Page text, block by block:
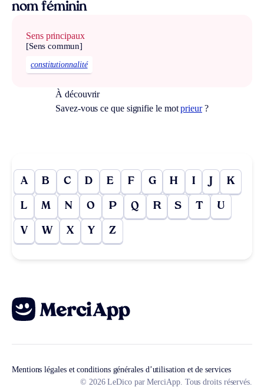
nom féminin
Sens principaux
[Sens commun]
constitutionnalité
À découvrir
Savez-vous ce que signifie le motprieur?
A B C D E F G H I J K
L M N O P Q R S T U
V W X Y Z
Mentions légales et conditions générales d’utilisation et de services
© 2026 LeDico par MerciApp. Tous droits réservés.